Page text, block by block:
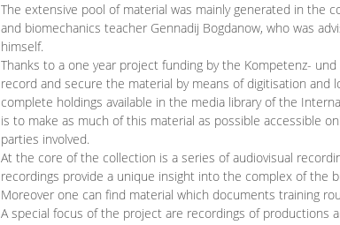
The extensive pool of material was mainly generated in
and biomechanics teacher Gennadij Bogdanow, who was
himself.
Thanks to a one year project funding by the Kompetenz-
record and secure the material by means of digitisation and
complete holdings available in the media library of the
is to make as much of this material as possible accessible
parties involved.
At the core of the collection is a series of audiovisual
recordings provide a unique insight into the complex of the
Moreover one can find material which documents training
A special focus of the project are recordings of productions